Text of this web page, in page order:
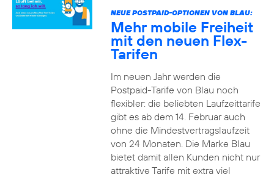
NEUE POSTPAID-OPTIONEN VON BLAU:
Mehr mobile Freiheit
mit den neuen Flex-
Tarifen
Im neuen Jahr werden die
Postpaid-Tarife von Blau noch
flexibler: die beliebten Laufzeittarife
gibt es ab dem 14. Februar auch
ohne die Mindestvertragslaufzeit
von 24 Monaten. Die Marke Blau
bietet damit allen Kunden nicht nur
attraktive Tarife mit extra viel